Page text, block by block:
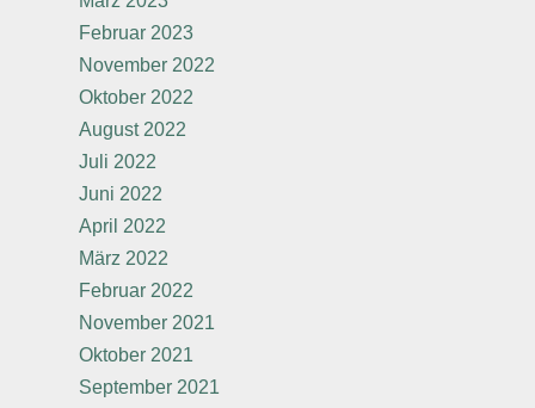
Februar 2023
November 2022
Oktober 2022
August 2022
Juli 2022
Juni 2022
April 2022
März 2022
Februar 2022
November 2021
Oktober 2021
September 2021